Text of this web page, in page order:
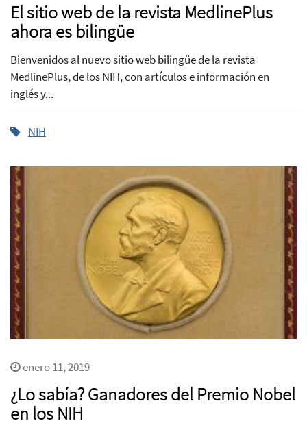
El sitio web de la revista MedlinePlus
ahora es bilingüe
Bienvenidos al nuevo sitio web bilingüe de la revista
MedlinePlus, de los NIH, con artículos e información en
inglés y...
NIH
enero 11, 2019
¿Lo sabía? Ganadores del Premio Nobel
en los NIH